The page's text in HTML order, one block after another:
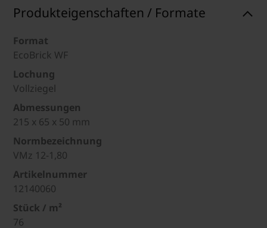
Produkteigenschaften / Formate
Format
EcoBrick WF
Lochung
Vollziegel
Abmessungen
215 x 65 x 50 mm
Normbezeichnung
VMz 12-1,80
Artikelnummer
12140060
Stück / m²
76